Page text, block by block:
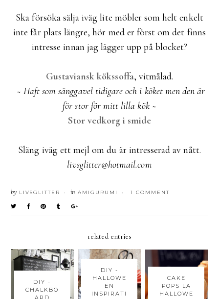
Ska försöka sälja iväg lite möbler som helt enkelt
inte får plats längre, hör med er först om det finns
intresse innan jag lägger upp på blocket?
Gustaviansk kökssoffa, vitmålad.
~ Haft som sänggavel tidigare och i köket men den är
för stor för mitt lilla kök ~
Stor vedkorg i smide
Släng iväg ett mejl om du är intresserad av nått.
livsglitter@hotmail.com
by LIVSGLITTER • in AMIGURUMI • 1 COMMENT
related entries
DIY -
CHALKBO
ARD
DIY -
HALLOWE
EN
INSPIRATI
CAKE
POPS LA
HALLOWE